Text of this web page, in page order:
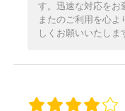
す。迅速な対応をお
またのご利用を心よ
しくお願いいたしま